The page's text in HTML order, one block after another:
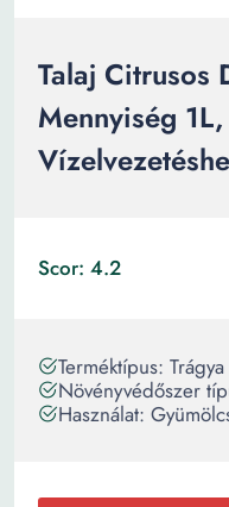
Talaj Citrusos
Mennyiség
Scor: 4.2
Terméktípus: Trágya
Növényvédőszer
Használat: